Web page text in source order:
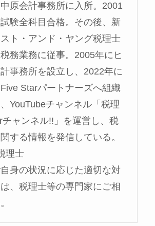
原会計事務所に入所。2001
験全科目合格。その後、新
ト・アンド・ヤング税理士
務業務に従事。2005年にヒ
事務所を設立し、2022年に
Starパートナーズへ組織
YouTubeチャンネル「税理
チャンネル!!」を運営し、税
する情報を発信している。
理士
身の状況に応じた適切な対
、税理士等の専門家にご相